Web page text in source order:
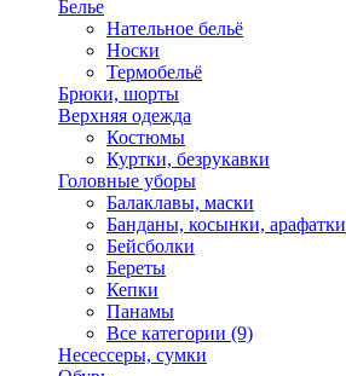
Белье
Нательное бельё
Носки
Термобельё
Брюки, шорты
Верхняя одежда
Костюмы
Куртки, безрукавки
Головные уборы
Балаклавы, маски
Банданы, косынки, арафатки
Бейсболки
Береты
Кепки
Панамы
Все категории (9)
Несессеры, сумки